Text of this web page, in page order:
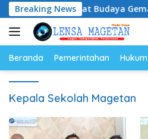
Langsung
ke
konten
Breaking News
Perkuat Budaya Gemar
Beranda Pemerintahan
Kepala Sekolah Magetan